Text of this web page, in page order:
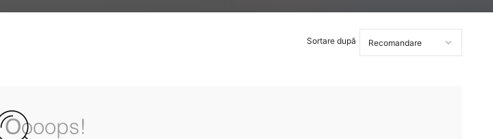
Sortare după